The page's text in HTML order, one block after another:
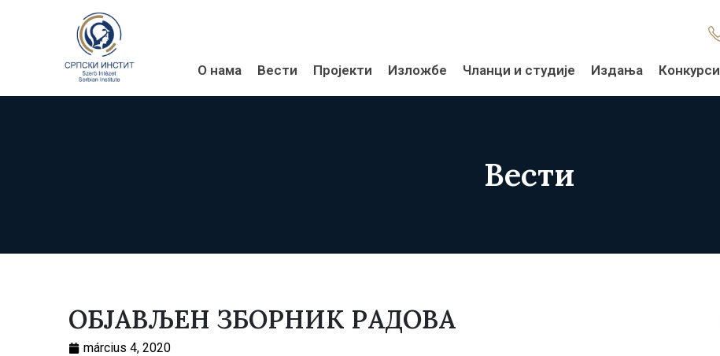
О нама Вести Пројекти Изложбе Чланци и студије Издања Конкурси
Вести
ОБЈАВЉЕН ЗБОРНИК РАДОВА
március 4, 2020